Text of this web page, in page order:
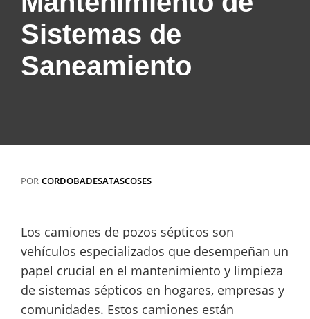
Sistemas de
Saneamiento
POR CORDOBADESATASCOSES
Los camiones de pozos sépticos son
vehículos especializados que desempeñan un
papel crucial en el mantenimiento y limpieza
de sistemas sépticos en hogares, empresas y
comunidades. Estos camiones están